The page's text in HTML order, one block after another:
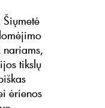
tikslų
ėrienos